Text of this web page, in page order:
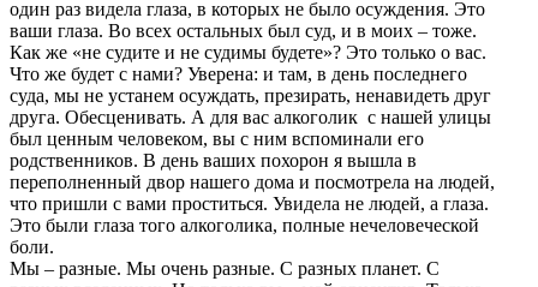
один раз видела глаза, в которых не было осуждения. Это
ваши глаза. Во всех остальных был суд, и в моих – тоже.
Как же «не судите и не судимы будете»? Это только о вас.
Что же будет с нами? Уверена: и там, в день последнего
суда, мы не устанем осуждать, презирать, ненавидеть друг
друга. Обесценивать. А для вас алкоголик с нашей улицы
был ценным человеком, вы с ним вспоминали его
родственников. В день ваших похорон я вышла в
переполненный двор нашего дома и посмотрела на людей,
что пришли с вами проститься. Увидела не людей, а глаза.
Это были глаза того алкоголика, полные нечеловеческой
боли.
Мы – разные. Мы очень разные. С разных планет. С